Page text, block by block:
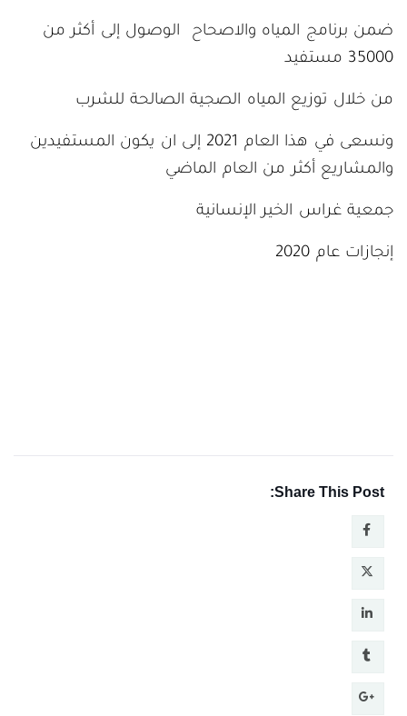
ضمن برنامج المياه والاصحاح الوصول إلى أكثر من
35000 مستفيد
من خلال توزيع المياه الصجية الصالحة للشرب
ونسعى في هذا العام 2021 إلى ان يكون المستفيدين
والمشاريع أكثر من العام الماضي
جمعية غراس الخير الإنسانية
إنجازات عام 2020
Share This Post: